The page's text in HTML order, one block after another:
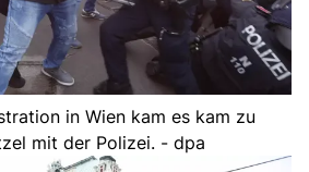
in Wien kam es kam zu
mit der Polizei. - dpa